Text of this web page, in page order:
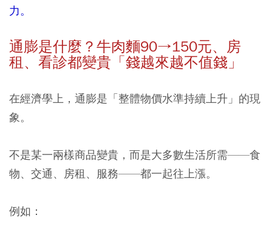
力。
通膨是什麼？牛肉麵90→150元、房
租、看診都變貴「錢越來越不值錢」
在經濟學上，通膨是「整體物價水準持續上升」的現
象。
不是某一兩樣商品變貴，而是大多數生活所需——食
物、交通、房租、服務——都一起往上漲。
例如：